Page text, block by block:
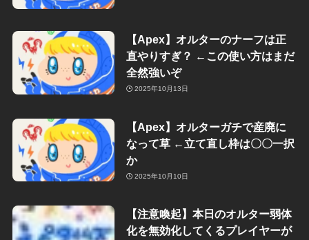
【Apex】オルターのナーフは正
直やりすぎ？ ←この使い方はまだ
全然強いぞ
2025年10月13日
【Apex】オルターガチで産廃に
なって草 ←立て直し枠は〇〇一択
か
2025年10月10日
【注意喚起】本日のオルター弱体
化を無効化してくるプレイヤーが